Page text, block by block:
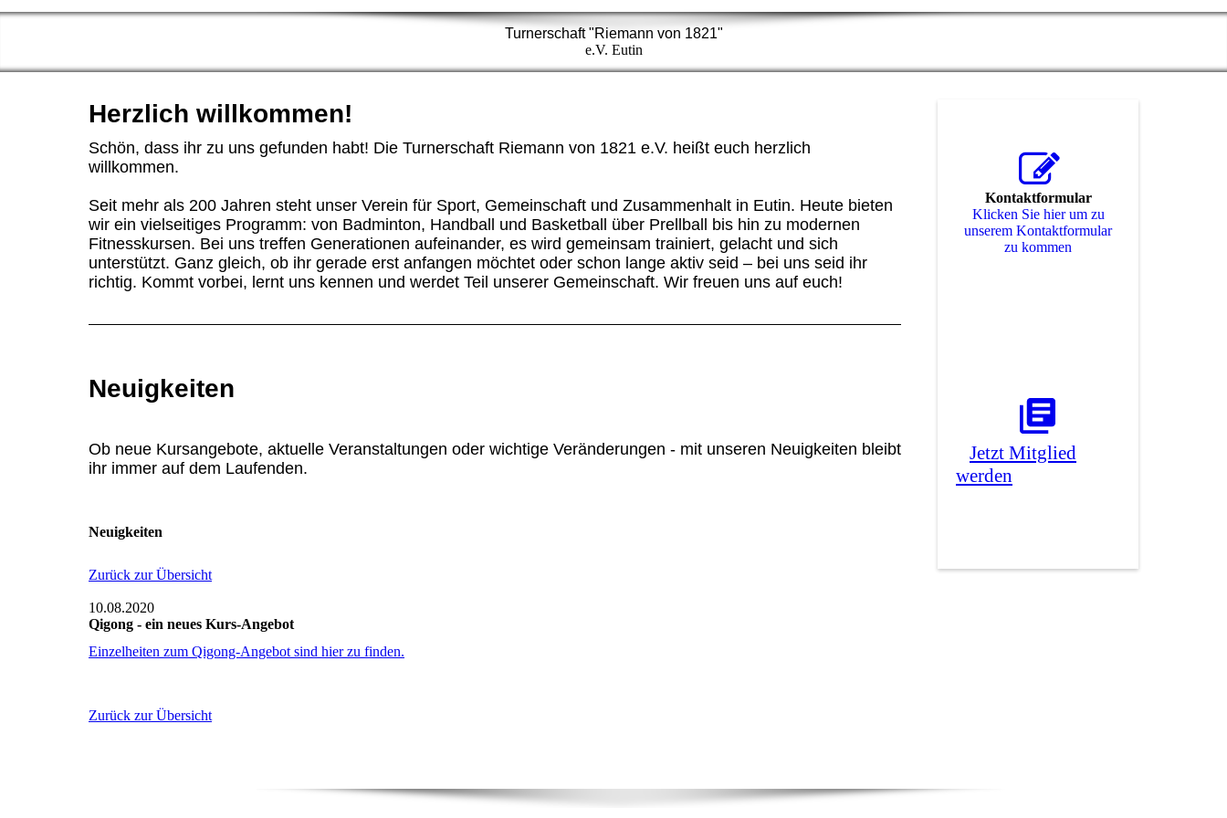
Turnerschaft "Riemann von 1821"
e.V. Eutin
Herzlich willkommen!
Schön, dass ihr zu uns gefunden habt! Die Turnerschaft Riemann von 1821 e.V. heißt euch herzlich
willkommen.
Seit mehr als 200 Jahren steht unser Verein für Sport, Gemeinschaft und Zusammenhalt in Eutin. Heute bieten
wir ein vielseitiges Programm: von Badminton, Handball und Basketball über Prellball bis hin zu modernen
Fitnesskursen. Bei uns treffen Generationen aufeinander, es wird gemeinsam trainiert, gelacht und sich
unterstützt. Ganz gleich, ob ihr gerade erst anfangen möchtet oder schon lange aktiv seid – bei uns seid ihr
richtig. Kommt vorbei, lernt uns kennen und werdet Teil unserer Gemeinschaft. Wir freuen uns auf euch!
Neuigkeiten
Ob neue Kursangebote, aktuelle Veranstaltungen oder wichtige Veränderungen - mit unseren Neuigkeiten bleibt
ihr immer auf dem Laufenden.
Neuigkeiten
Zurück zur Übersicht
10.08.2020
Qigong - ein neues Kurs-Angebot
Einzelheiten zum Qigong-Angebot sind hier zu finden.
Zurück zur Übersicht
Kontaktformular
Klicken Sie hier um zu
unserem Kon­takt­for­mu­lar
zu kommen
Jetzt Mitglied
werden